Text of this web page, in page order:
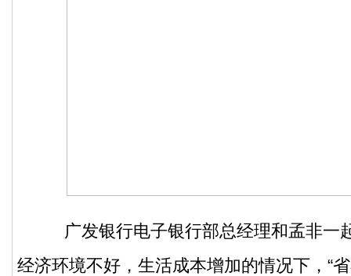
广发银行电子银行部总经理和孟非一
经济环境不好，生活成本增加的情况下，“